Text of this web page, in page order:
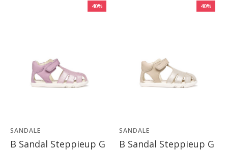
40%
SANDALE
B Sandal Steppieup G
40%
SANDALE
B Sandal Steppieup G